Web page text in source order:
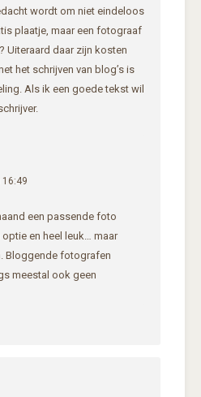
wordt om niet eindeloos
plaatje, maar een fotograaf
Uiteraard daar zijn kosten
het schrijven van blog’s is
Als ik een goede tekst wil
16:49
een passende foto
optie en heel leuk… maar
Bloggende fotografen
meestal ook geen